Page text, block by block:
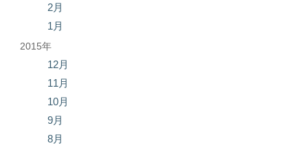
2月
1月
2015年
12月
11月
10月
9月
8月